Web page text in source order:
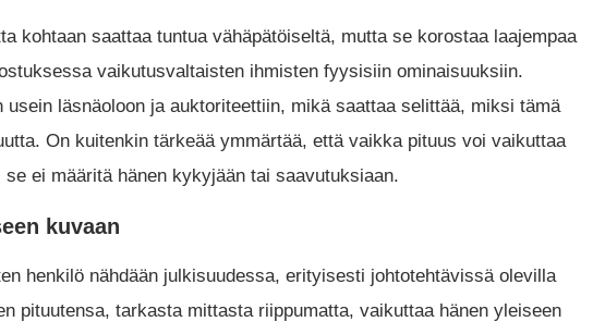
kohtaan saattaa tuntua vähäpätöiseltä, mutta se korostaa laajempaa
vaikutusvaltaisten ihmisten fyysisiin ominaisuuksiin.
läsnäoloon ja auktoriteettiin, mikä saattaa selittää, miksi tämä
On kuitenkin tärkeää ymmärtää, että vaikka pituus voi vaikuttaa
ei määritä hänen kykyjään tai saavutuksiaan.
kuvaan
henkilö nähdään julkisuudessa, erityisesti johtotehtävissä olevilla
pituutensa, tarkasta mittasta riippumatta, vaikuttaa hänen yleiseen